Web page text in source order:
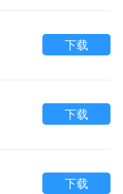
下载
下载
下载